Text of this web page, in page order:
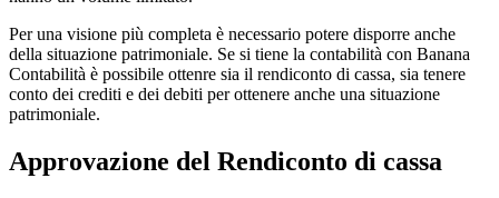
Per una visione più completa è necessario potere disporre anche
della situazione patrimoniale. Se si tiene la contabilità con Banana
Contabilità è possibile ottenre sia il rendiconto di cassa, sia tenere
conto dei crediti e dei debiti per ottenere anche una situazione
patrimoniale.
Approvazione del Rendiconto di cassa